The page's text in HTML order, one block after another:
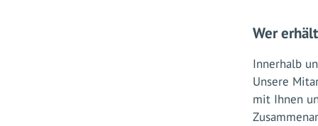
Wer
Innerhalb
Unsere
mit Ihnen